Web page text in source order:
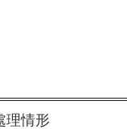
理情形